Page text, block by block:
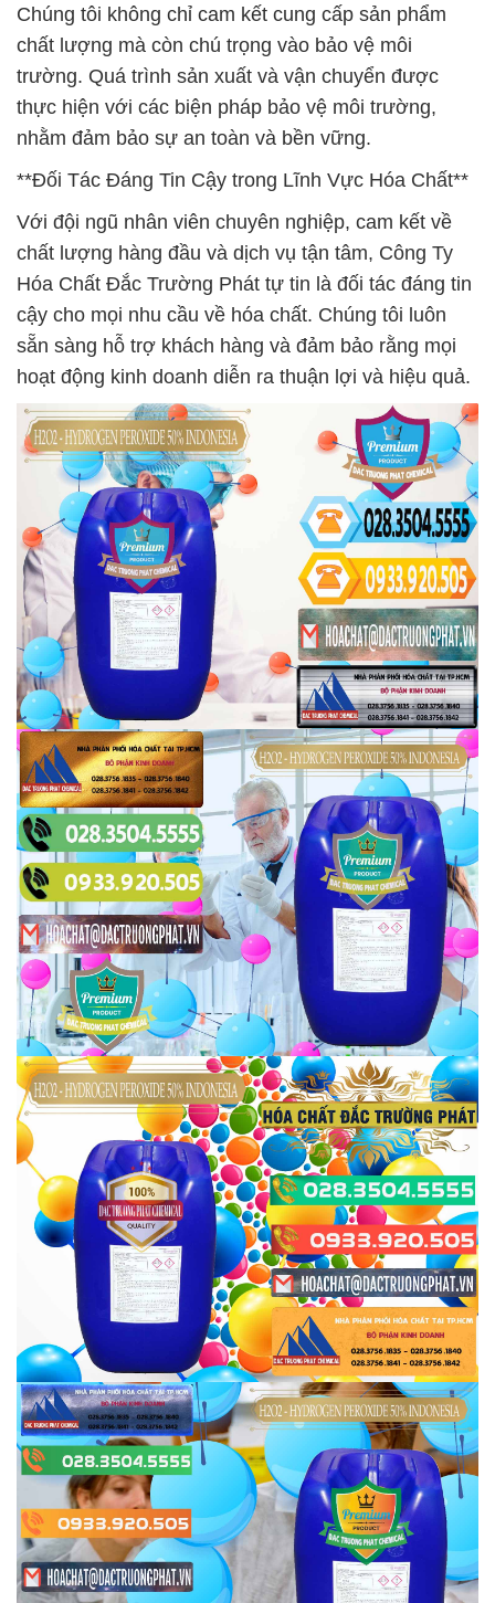
Chúng tôi không chỉ cam kết cung cấp sản phẩm
chất lượng mà còn chú trọng vào bảo vệ môi
trường. Quá trình sản xuất và vận chuyển được
thực hiện với các biện pháp bảo vệ môi trường,
nhằm đảm bảo sự an toàn và bền vững.
**Đối Tác Đáng Tin Cậy trong Lĩnh Vực Hóa Chất**
Với đội ngũ nhân viên chuyên nghiệp, cam kết về
chất lượng hàng đầu và dịch vụ tận tâm, Công Ty
Hóa Chất Đắc Trường Phát tự tin là đối tác đáng tin
cậy cho mọi nhu cầu về hóa chất. Chúng tôi luôn
sẵn sàng hỗ trợ khách hàng và đảm bảo rằng mọi
hoạt động kinh doanh diễn ra thuận lợi và hiệu quả.